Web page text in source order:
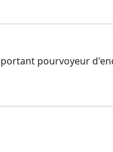
pourvoyeur